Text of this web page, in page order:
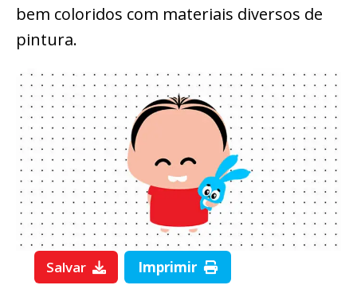
bem coloridos com materiais diversos de
pintura.
Salvar Imprimir